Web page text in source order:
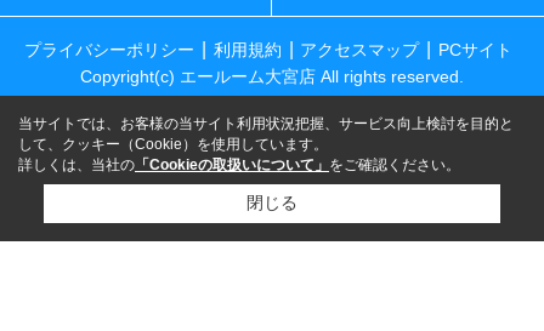
プライバシーポリシー 利用規約 アクセスマップ
PCサイト
Copyright(c) エールーム大宮店 All rights reserved.
当サイトでは、お客様の当サイト利用状況把握、サービス向上検討を目的と
して、クッキー（Cookie）を使用しています。
詳しくは、当社の 「Cookieの取扱いについて」 をご確認ください。
閉じる